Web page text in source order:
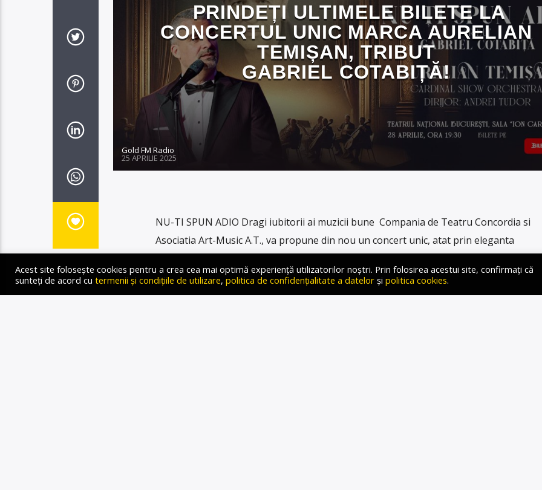
PRINDEȚI ULTIMELE BILETE LA
CONCERTUL UNIC MARCA AURELIAN
TEMIȘAN, TRIBUT
GABRIEL COTABIȚĂ!
Gold FM Radio
25 APRILIE 2025
NU-TI SPUN ADIO Dragi iubitorii ai muzicii bune Compania de Teatru Concordia si
Asociatia Art-Music A.T., va propune din nou un concert unic, atat prin eleganta
prolifici si iubiti artisti ai Romaniei din ultimii 40 de ani. La […]
Acest site folosește cookies pentru a crea cea mai optimă experiență utilizatorilor noștri. Prin folosirea acestui site, confirmați că
sunteți de acord cu termenii și condițiile de utilizare, politica de confidențialitate a datelor și politica cookies.